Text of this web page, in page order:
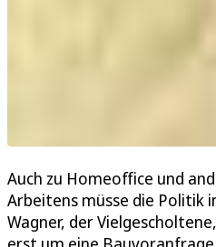
Auch zu Homeoffice und
Arbeitens müsse die
Wagner, der